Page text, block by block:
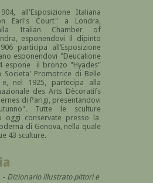
all'Esposizione Italiana
Earl's Court" a Londra,
Italian Chamber of
esponendovi il dipinto
participa all’Esposizione
esponendovi "Deucalione
espone il bronzo "Hyades"
Societa' Promotrice di Belle
nel 1925, partecipa alla
des Arts Dècoratifs
di Parigi, presentandovi
Tutte le sculture
oggi conservate presso la
di Genova, nella quale
43 sculture.
- Dizionario illustrato pittori e